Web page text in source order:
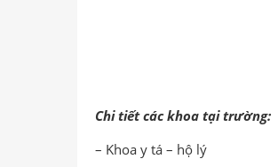
Chi tiết các khoa tại trường:
– Khoa y tá – hộ lý